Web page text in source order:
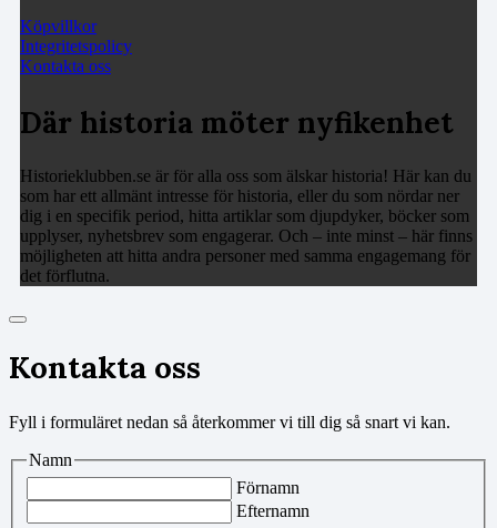
Köpvillkor
Integritetspolicy
Kontakta oss
Där historia möter nyfikenhet
Historieklubben.se är för alla oss som älskar historia! Här kan du
som har ett allmänt intresse för historia, eller du som nördar ner
dig i en specifik period, hitta artiklar som djupdyker, böcker som
upplyser, nyhetsbrev som engagerar. Och – inte minst – här finns
möjligheten att hitta andra personer med samma engagemang för
det förflutna.
Kontakta oss
Fyll i formuläret nedan så återkommer vi till dig så snart vi kan.
Namn
Förnamn
Efternamn